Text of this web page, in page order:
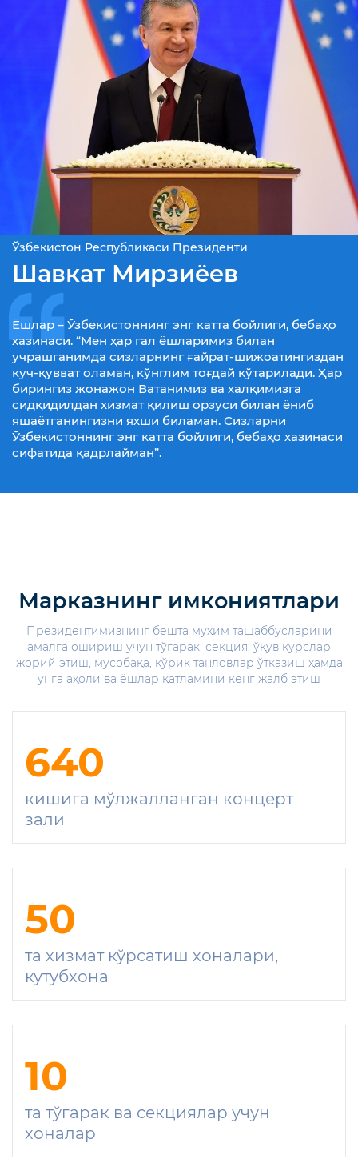
Ўзбекистон Республикаси Президенти
Шавкат Мирзиёев
Ёшлар – Ўзбекистоннинг энг катта бойлиги, бебаҳо
хазинаси. “Мен ҳар гал ёшларимиз билан
учрашганимда сизларнинг ғайрат-шижоатингиздан
куч-қувват оламан, кўнглим тоғдай кўтарилади. Ҳар
бирингиз жонажон Ватанимиз ва халқимизга
сидқидилдан хизмат қилиш орзуси билан ёниб
яшаётганингизни яхши биламан. Сизларни
Ўзбекистоннинг энг катта бойлиги, бебаҳо хазинаси
сифатида қадрлайман”.
Марказнинг имкониятлари
Президентимизнинг бешта муҳим ташаббусларини
амалга ошириш учун тўгарак, секция, ўқув курслар
жорий этиш, мусобақа, кўрик танловлар ўтказиш ҳамда
унга аҳоли ва ёшлар қатламини кенг жалб этиш
640
кишига мўлжалланган концерт
зали
50
та хизмат кўрсатиш хоналари,
кутубхона
10
та тўгарак ва секциялар учун
хоналар